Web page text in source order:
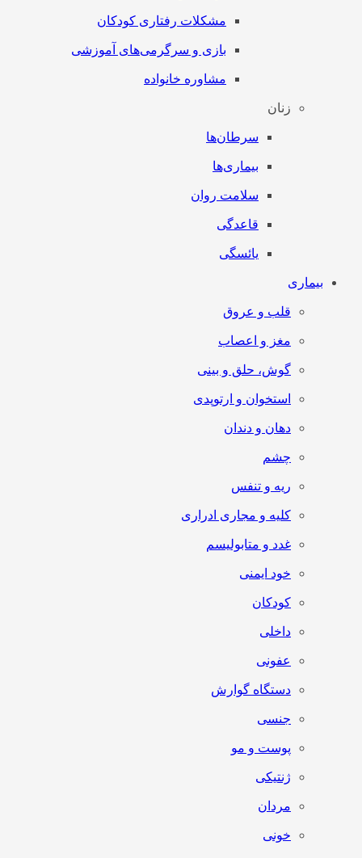
مشکلات رفتاری کودکان
بازی و سرگرمی‌های آموزشی
مشاوره خانواده
زنان
سرطان‌‌ها
بیماری‌ها
سلامت روان
قاعدگی
یائسگی
بیماری
قلب و عروق
مغز و اعصاب
گوش، حلق و بینی
استخوان و ارتوپدی
دهان و دندان
چشم
ریه و تنفس
کلیه و مجاری ادراری
غدد و متابولیسم
خود ایمنی
کودکان
داخلی
عفونی
دستگاه گوارش
جنسی
پوست و مو
ژنتیکی
مردان
خونی